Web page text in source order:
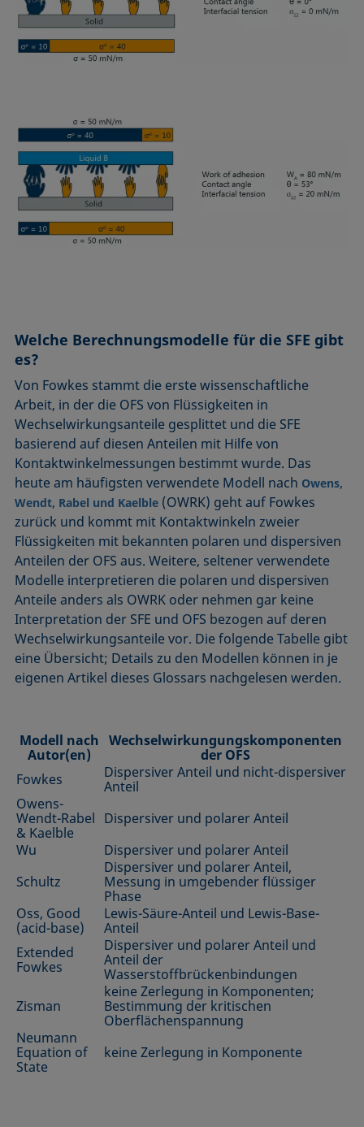
Welche Berechnungsmodelle für die SFE gibt
es?
Von Fowkes stammt die erste wissenschaftliche
Arbeit, in der die OFS von Flüssigkeiten in
Wechselwirkungsanteile gesplittet und die SFE
basierend auf diesen Anteilen mit Hilfe von
Kontaktwinkelmessungen bestimmt wurde. Das
heute am häufigsten verwendete Modell nach Owens,
Wendt, Rabel und Kaelble (OWRK) geht auf Fowkes
zurück und kommt mit Kontaktwinkeln zweier
Flüssigkeiten mit bekannten polaren und dispersiven
Anteilen der OFS aus. Weitere, seltener verwendete
Modelle interpretieren die polaren und dispersiven
Anteile anders als OWRK oder nehmen gar keine
Interpretation der SFE und OFS bezogen auf deren
Wechselwirkungsanteile vor. Die folgende Tabelle gibt
eine Übersicht; Details zu den Modellen können in je
eigenen Artikel dieses Glossars nachgelesen werden.
Modell nach
Autor(en)
Wechselwirkungungskomponenten
der OFS
Fowkes
Dispersiver Anteil und nicht-dispersiver
Anteil
Owens-
Wendt-Rabel
& Kaelble
Dispersiver und polarer Anteil
Wu
Dispersiver und polarer Anteil
Schultz
Dispersiver und polarer Anteil,
Messung in umgebender flüssiger
Phase
Oss, Good
(acid-base)
Lewis-Säure-Anteil und Lewis-Base-
Anteil
Extended
Fowkes
Dispersiver und polarer Anteil und
Anteil der
Wasserstoffbrückenbindungen
Zisman
keine Zerlegung in Komponenten;
Bestimmung der kritischen
Oberflächenspannung
Neumann
Equation of
State
keine Zerlegung in Komponente